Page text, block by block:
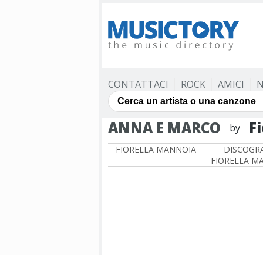
CONTATTACI ROCK AMICI
ANNA E MARCO by
FIORELLA MANNOIA
FIORELLA